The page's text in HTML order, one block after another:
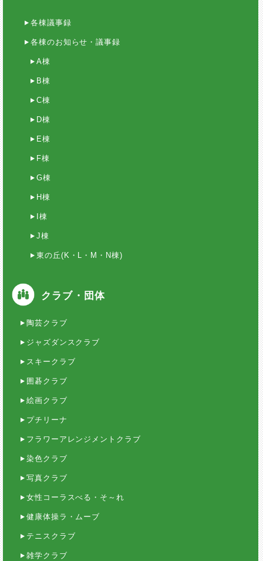
各棟議事録
各棟のお知らせ・議事録
A棟
B棟
C棟
D棟
E棟
F棟
G棟
H棟
I棟
J棟
東の丘(K・L・M・N棟)
クラブ・団体
陶芸クラブ
ジャズダンスクラブ
スキークラブ
囲碁クラブ
絵画クラブ
プチリーナ
フラワーアレンジメントクラブ
染色クラブ
写真クラブ
女性コーラスべる・そ～れ
健康体操ラ・ムーブ
テニスクラブ
雑学クラブ